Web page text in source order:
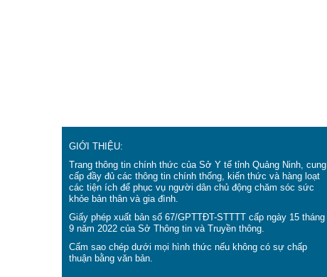
GIỚI THIỆU:
Trang thông tin chính thức của Sở Y tế tỉnh Quảng Ninh, cung
cấp đầy đủ các thông tin chính thống, kiến thức và hàng loạt
các tiện ích để phục vụ người dân chủ động chăm sóc sức
khỏe bản thân và gia đình.
Giấy phép xuất bản số 67/GPTTĐT-STTTT cấp ngày 15 tháng
9 năm 2022 của Sở Thông tin và Truyền thông.
Cấm sao chép dưới mọi hình thức nếu không có sự chấp
thuận bằng văn bản.